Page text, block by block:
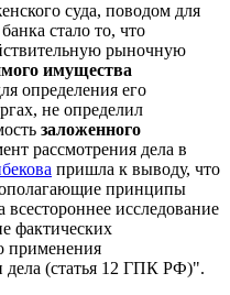
суда, поводом для
стало то, что
рыночную
имущества
определения его
не определил
заложенного
рассмотрения дела в
пришла к выводу, что
принципы
всестороннее исследование
фактических
применения
дела (статья 12 ГПК РФ)".